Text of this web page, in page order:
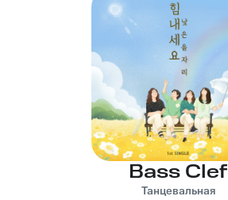
Bass Clef
Танцевальная